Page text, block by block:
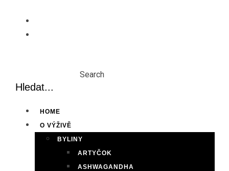
content
Search
HOME
O VÝŽIVĚ
BYLINY
ARTYČOK
ASHWAGANDHA